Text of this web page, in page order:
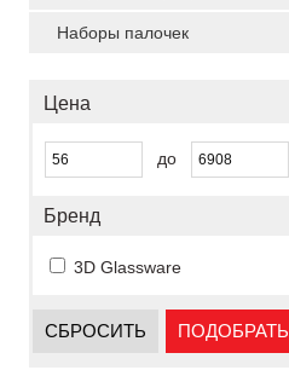
Наборы палочек
Цена
до
Бренд
3D Glassware
СБРОСИТЬ ПОДОБРАТЬ